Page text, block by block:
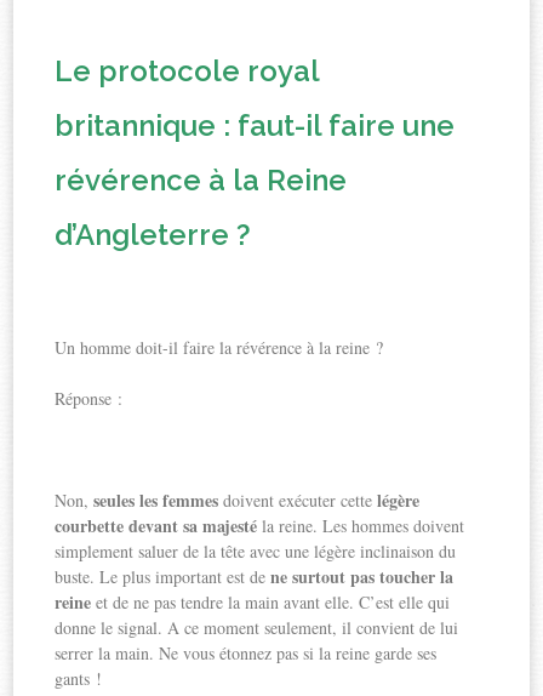
Le protocole royal
britannique : faut-il faire une
révérence à la Reine
d’Angleterre ?
Un homme doit-il faire la révérence à la reine ?
Réponse :
Non,seules les femmes doivent exécuter cettelégère
courbette devant sa majesté la reine. Les hommes doivent
simplement saluer de la tête avec une légère inclinaison du
buste. Le plus important est dene surtout pas toucher la
reine et de ne pas tendre la main avant elle. C’est elle qui
donne le signal. A ce moment seulement, il convient de lui
serrer la main. Ne vous étonnez pas si la reine garde ses
gants !